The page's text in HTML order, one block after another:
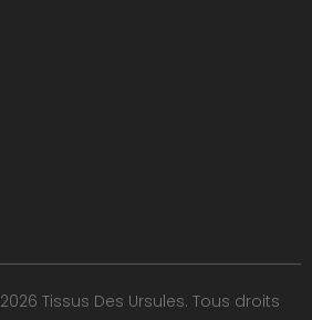
Tissus Des Ursules. Tous droits